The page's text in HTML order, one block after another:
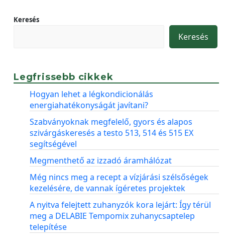
Keresés
Keresés
Legfrissebb cikkek
Hogyan lehet a légkondicionálás
energiahatékonyságát javítani?
Szabványoknak megfelelő, gyors és alapos
szivárgáskeresés a testo 513, 514 és 515 EX
segítségével
Megmenthető az izzadó áramhálózat
Még nincs meg a recept a vízjárási szélsőségek
kezelésére, de vannak ígéretes projektek
A nyitva felejtett zuhanyzók kora lejárt: Így térül
meg a DELABIE Tempomix zuhanycsaptelep
telepítése